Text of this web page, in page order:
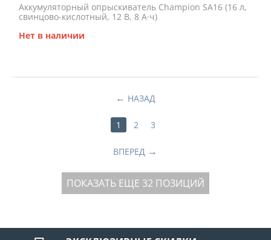
Аккумуляторный опрыскиватель Champion SA16 (16 л,
свинцово-кислотный, 12 В, 8 А·ч)
Нет в наличии
НАЗАД
1 2 3
ВПЕРЕД
ПОКАЗАТЬ ЕЩЕ 32 ПОЗИЦИЙ